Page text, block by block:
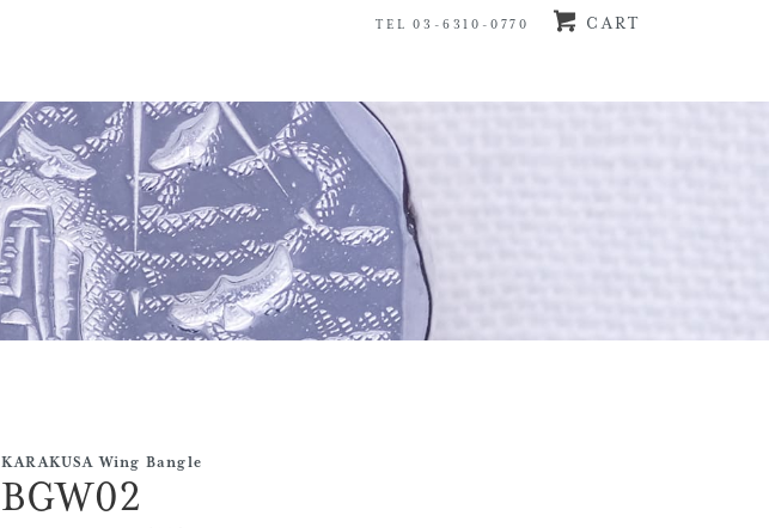
TEL 03-6310-0770 CART
KARAKUSA Wing Bangle
BGW02